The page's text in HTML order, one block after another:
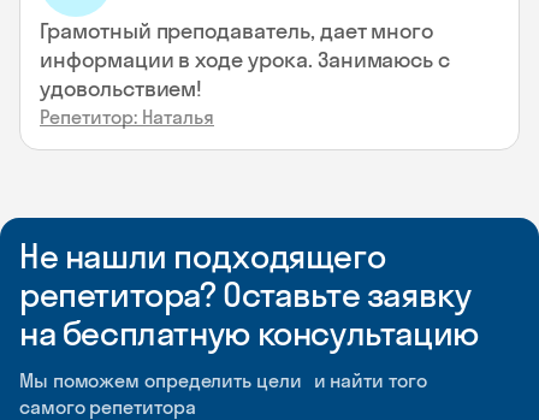
Грамотный преподаватель, дает много
информации в ходе урока. Занимаюсь с
удовольствием!
Репетитор: Наталья
Не нашли подходящего
репетитора? Оставьте заявку
на бесплатную консультацию
Мы поможем определить цели и найти того
самого репетитора